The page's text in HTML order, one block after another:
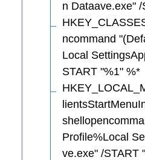
n Dataave.exe"
ncommand
Local
START "%1" %*
Profile%Local
ve.exe" /START